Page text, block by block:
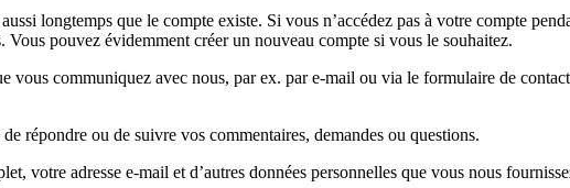
longtemps que le compte existe. Si vous n’accédez pas à votre compte
Vous pouvez évidemment créer un nouveau compte si vous le souhaitez.
vous communiquez avec nous, par ex. par e-mail ou via le formulaire de
répondre ou de suivre vos commentaires, demandes ou questions.
votre adresse e-mail et d’autres données personnelles que vous nous